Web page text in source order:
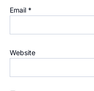
Email *
Website